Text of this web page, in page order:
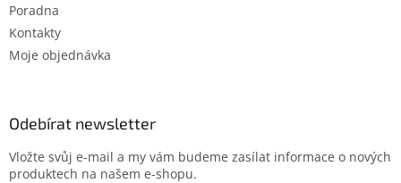
Poradna
Kontakty
Moje objednávka
Odebírat newsletter
Vložte svůj e-mail a my vám budeme zasílat informace o nových
produktech na našem e-shopu.